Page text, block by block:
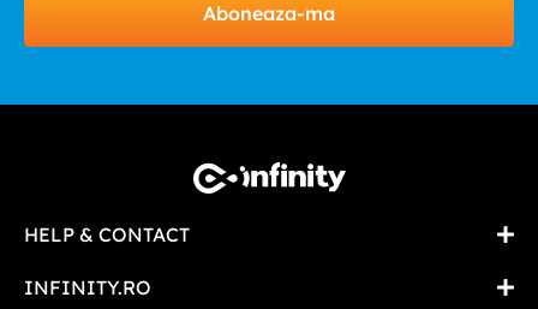
Aboneaza-ma
HELP & CONTACT
INFINITY.RO